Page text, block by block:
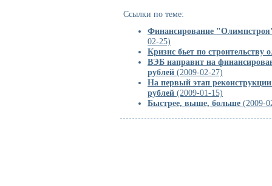
Ссылки по теме:
Финансирование
02-25)
Кризис бьет по строительству
ВЭБ направит на
рублей (2009-02-27)
На первый этап
рублей (2009-01-15)
Быстрее, выше, больше (2009-